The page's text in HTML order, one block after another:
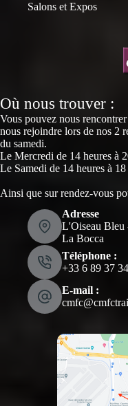
Salons et Expos
Où nous trouver :
Vous pouvez nous
nous rejoindre lors de nos 2
du samedi.
Le Mercredi de 14 heures à
Le Samedi de 14 heures à 18
Ainsi que sur rendez-vous
Adresse
L'Oiseau Bleu
La Bocca
Téléphone :
‭+33 6 89 37
E-mail :